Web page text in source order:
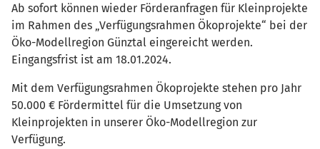
Ab sofort können wieder Förderanfragen für Kleinprojekte
im Rahmen des „Verfügungsrahmen Ökoprojekte“ bei der
Öko-Modellregion Günztal eingereicht werden.
Eingangsfrist ist am 18.01.2024.
Mit dem Verfügungsrahmen Ökoprojekte stehen pro Jahr
50.000 € Fördermittel für die Umsetzung von
Kleinprojekten in unserer Öko-Modellregion zur
Verfügung.